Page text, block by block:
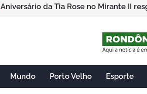
sua ambientação será sempre o
Mundo Porto Velho Esporte